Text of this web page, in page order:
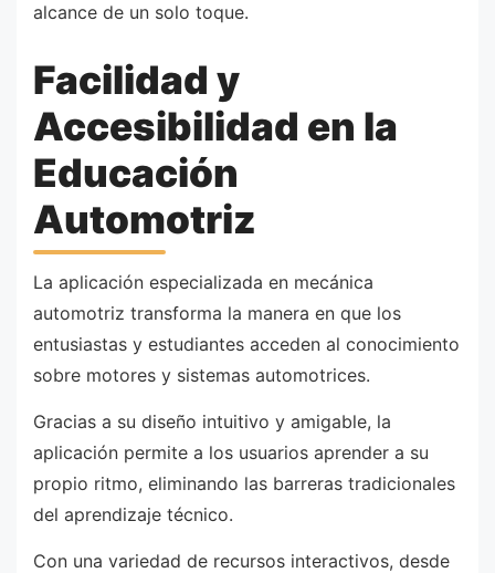
alcance de un solo toque.
Facilidad y
Accesibilidad en la
Educación
Automotriz
La aplicación especializada en mecánica
automotriz transforma la manera en que los
entusiastas y estudiantes acceden al conocimiento
sobre motores y sistemas automotrices.
Gracias a su diseño intuitivo y amigable, la
aplicación permite a los usuarios aprender a su
propio ritmo, eliminando las barreras tradicionales
del aprendizaje técnico.
Con una variedad de recursos interactivos, desde